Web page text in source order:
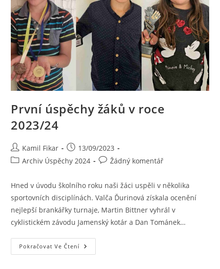
První úspěchy žáků v roce
2023/24
Kamil Fikar
13/09/2023
Archiv Úspěchy 2024
Žádný komentář
Hned v úvodu školního roku naši žáci uspěli v několika
sportovních disciplínách. Valča Ďurinová získala ocenění
nejlepší brankářky turnaje, Martin Bittner vyhrál v
cyklistickém závodu Jamenský kotár a Dan Tománek…
Pokračovat Ve Čtení